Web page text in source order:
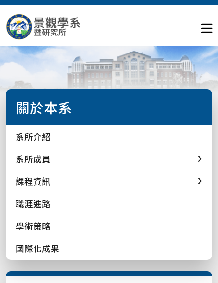
關於本系
系所介紹
系所成員
課程資訊
職涯進路
學術策略
國際化成果